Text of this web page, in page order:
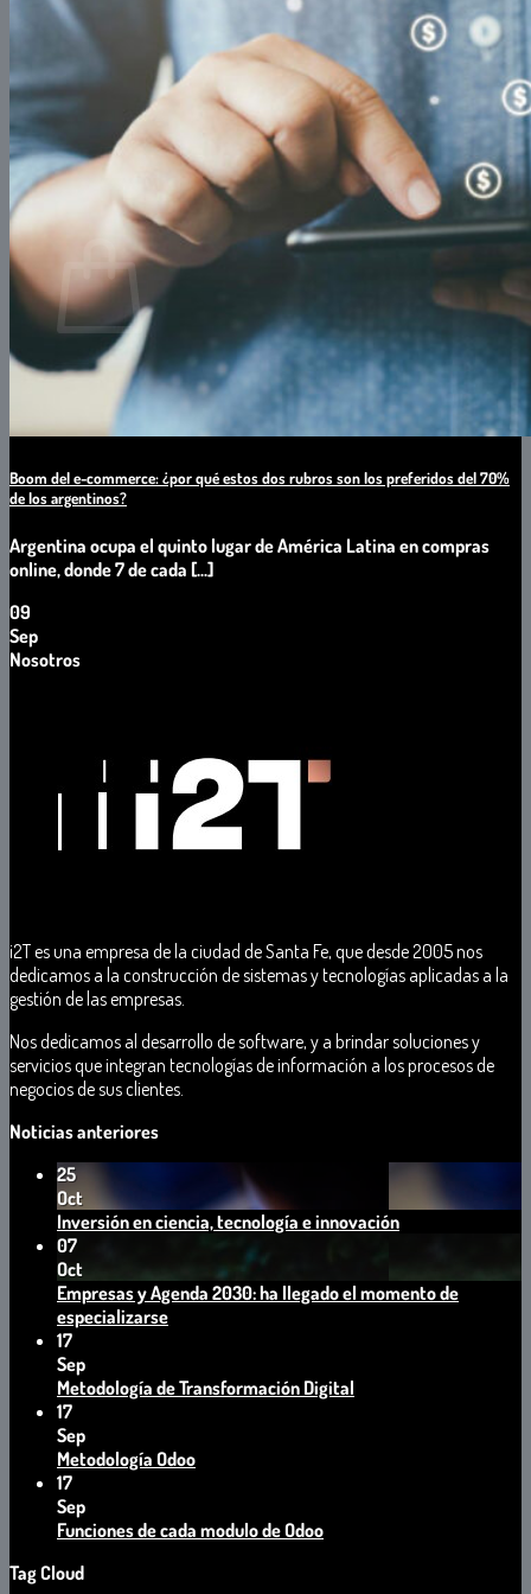
Asistencia Comercial
CAPACITACIONES
PROFESIONALES IT
PROFESIONALES NO IT
Buscar
por:
Carrito
No hay productos en el carrito.
Boom del e-commerce: ¿por qué estos dos rubros son los preferidos del 70%
de los argentinos?
Argentina ocupa el quinto lugar de América Latina en compras
online, donde 7 de cada [...]
09
Sep
Nosotros
i2Tesuna empresa dela ciudad deSanta Fe, que desde 2005 nos
dedicamos a la construcción desistemasytecnologías aplicadas a la
gestión delas empresas
Nos dedicamos al desarrollo desoftware, y a brindarsoluciones y
servicios queintegran tecnologíasdeinformación a los procesos de
negociosdesusclientes
Noticias anteriores
25
Oct
Inversión en ciencia, tecnología e innovaciónNo
comentarios
en
07
Oct
Empresas y Agenda 2030: ha llegado el momento de
especializarseNo
en
Agenda
llegado
17
Sep
Metodología de Transformación Digital
17
Sep
Metodología OdooNo
en
17
Sep
Funciones de cada modulo de OdooNo
Tag Cloud